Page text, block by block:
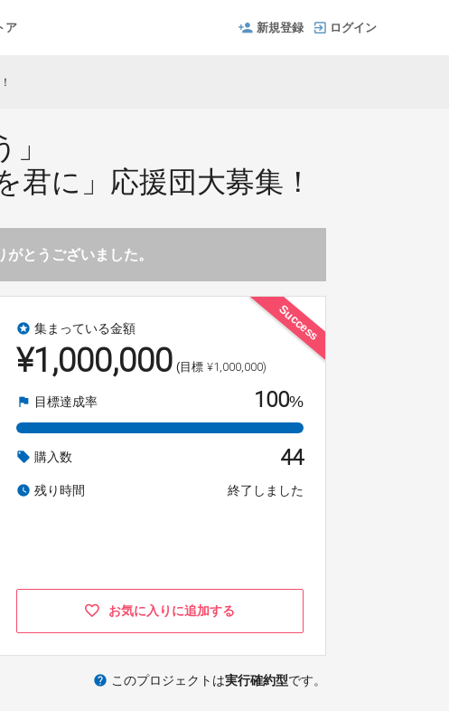
ア 新規登録 ログイン
に」応援団大募集！
とうございました。
Success
stars 集まっている金額
¥1,000,000 (目標 ¥1,000,000)
flag 目標達成率 100%
local_offer 購入数 44
watch_later 残り時間 終了しました
お気に入りに追加する
help このプロジェクトは実行確約型です。